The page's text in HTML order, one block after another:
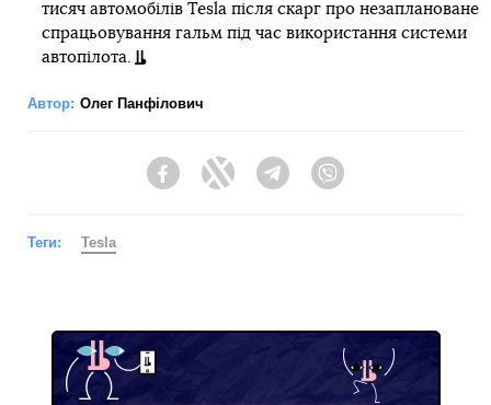
тисяч автомобілів Tesla після скарг про незаплановане
спрацьовування гальм під час використання системи
автопілота.
Автор: Олег Панфілович
FacebookTwitter Telegram
Теги: Tesla